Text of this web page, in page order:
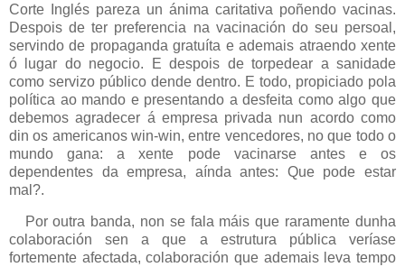
Corte Inglés pareza un ánima caritativa poñendo vacinas.
Despois de ter preferencia na vacinación do seu persoal,
servindo de propaganda gratuíta e ademais atraendo xente
ó lugar do negocio. E despois de torpedear a sanidade
como servizo público dende dentro. E todo, propiciado pola
política ao mando e presentando a desfeita como algo que
debemos agradecer á empresa privada nun acordo como
din os americanos win-win, entre vencedores, no que todo o
mundo gana: a xente pode vacinarse antes e os
dependentes da empresa, aínda antes: Que pode estar
mal?.
Por outra banda, non se fala máis que raramente dunha
colaboración sen a que a estrutura pública veríase
fortemente afectada, colaboración que ademais leva tempo